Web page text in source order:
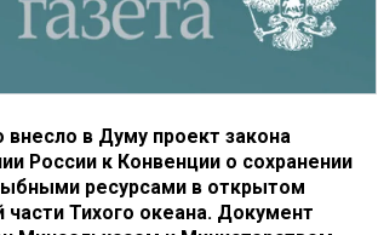
внесло в Думу проект закона
России к Конвенции о сохранении
ресурсами в открытом
части Тихого океана. Документ